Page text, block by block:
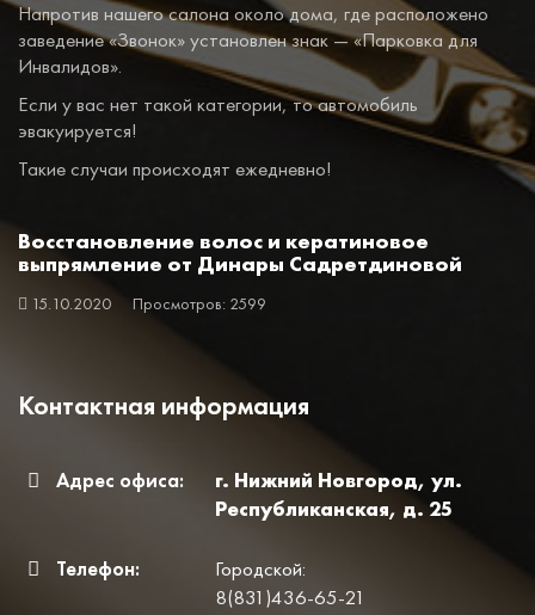
Напротив нашего салона около дома, где расположено
заведение «Звонок» установлен знак — «Парковка для
Инвалидов».
Если у вас нет такой категории, то автомобиль
эвакуируется!
Такие случаи происходят ежедневно!
Восстановление волос и кератиновое
выпрямление от Динары Садретдиновой
15.10.2020 Просмотров: 2599
Контактная информация
Адрес офиса:
г. Нижний Новгород, ул.
Республиканская, д. 25
Телефон:
Городской:
8(831)436-65-21